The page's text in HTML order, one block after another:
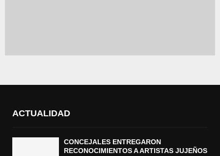
ACTUALIDAD
CONCEJALES ENTREGARON
RECONOCIMIENTOS A ARTISTAS JUJEÑOS